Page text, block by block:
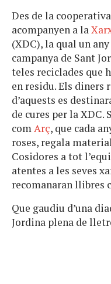
Des de la cooperativa
acompanyen a la
(XDC), la qual un
campanya de Sant
teles reciclades que
en residu. Els diners
d’aquests es
de cures per la XDC.
comArç, que cada
roses, regala
Cosidores a tot
atentes a les seves
recomanaran llibres
Que gaudiu d’una
Jordina plena de